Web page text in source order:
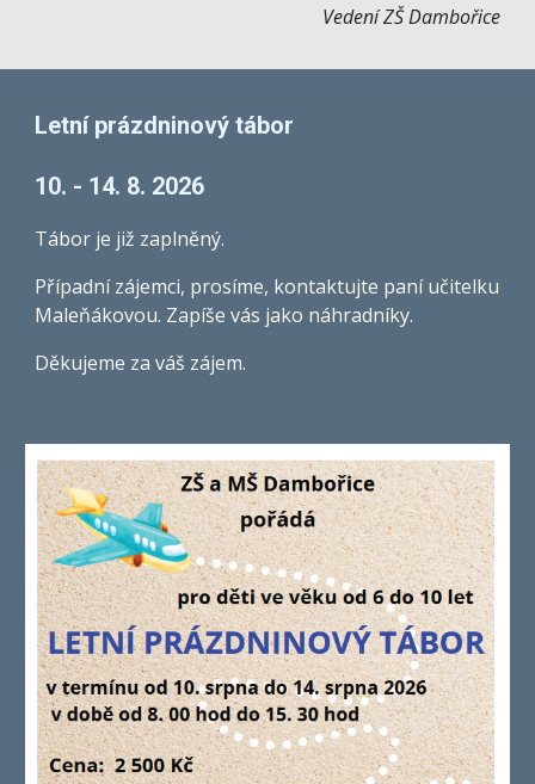
Vedení ZŠ Dambořice
Letní prázdninový tábor
10. - 14. 8. 2026
Tábor je již zaplněný.
Případní zájemci, prosíme, kontaktujte paní učitelku
Maleňákovou. Zapíše vás jako náhradníky.
Děkujeme za váš zájem.